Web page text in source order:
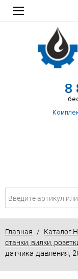
8
Главная / Каталог
станки, вилки,
датчика давления,